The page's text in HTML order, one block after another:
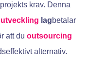
krav. Denna
lagbetalar
att du outsourcing
alternativ.